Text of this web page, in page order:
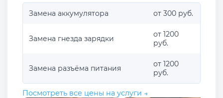
Замена аккумулятора от 300 руб.
Замена гнезда зарядки
от 1200
руб.
Замена разъёма питания
от 1200
руб.
Посмотреть все цены на услуги →